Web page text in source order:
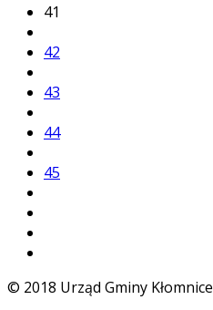
41
42
43
44
45
© 2018 Urząd Gminy Kłomnice